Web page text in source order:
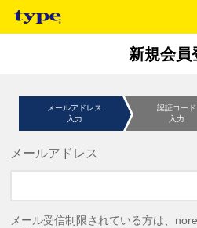
新規会員
メールアドレス
入力
認証コード
入力
メールアドレス
メール受信制限されている方は、